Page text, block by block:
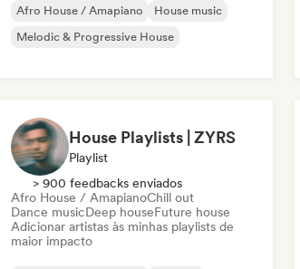
Afro House / Amapiano
House music
Melodic & Progressive House
House Playlists | ZYRS
Playlist
> 900 feedbacks enviados
Afro House / AmapianoChill out
Dance musicDeep houseFuture house
Adicionar artistas às minhas playlists de
maior impacto